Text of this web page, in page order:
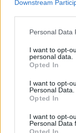
Downstream
Please note that
not limited to your
grant or deny
use your data for
consent section.
Personal Data
I want to opt-
personal data.
Opted In
I want to opt-
Personal Data.
Opted In
I want to opt-
Personal Data
direkt
poénok a mély
darab
együttérzést
egészségügyi
mint mi magunk
embertársunk az
Feküdj le